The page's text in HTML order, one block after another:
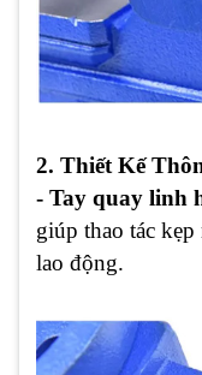
2. Thiết Kế
- Tay quay linh
giúp thao tác
lao động.